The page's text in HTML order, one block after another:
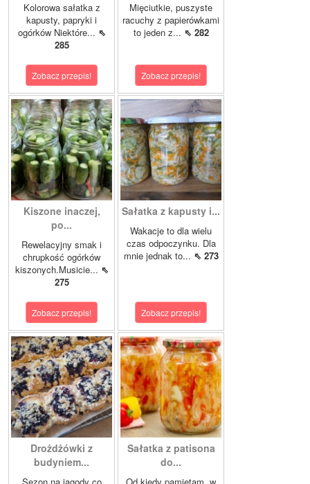
Kolorowa sałatka z
kapusty, papryki i
ogórków Niektóre... ⇖
285
Zobacz przepis!
Mięciutkie, puszyste
racuchy z papierówkami
to jeden z... ⇖ 282
Zobacz przepis!
Kiszone inaczej,
po...
Rewelacyjny smak i
chrupkość ogórków
kiszonych.Musicie... ⇖
275
Zobacz przepis!
Sałatka z kapusty i...
Wakacje to dla wielu
czas odpoczynku. Dla
mnie jednak to... ⇖ 273
Zobacz przepis!
Drożdżówki z
budyniem...
Sałatka z patisona
do...